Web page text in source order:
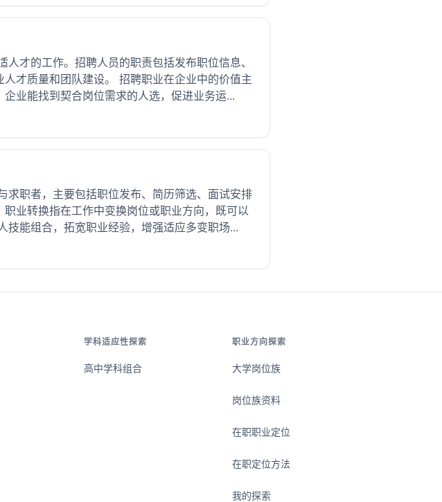
才的工作。招聘人员的职责包括发布职位信息、
才质量和团队建设。 招聘职业在企业中的价值主
业能找到契合岗位需求的人选，促进业务运...
求职者，主要包括职位发布、简历筛选、面试安排
业转换指在工作中变换岗位或职业方向，既可以
能组合，拓宽职业经验，增强适应多变职场...
学科适应性探索
高中学科组合
职业方向探索
大学岗位族
岗位族资料
在职职业定位
在职定位方法
我的探索